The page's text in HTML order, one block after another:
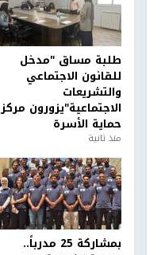
طلبة مساق "مدخل
للقانون الاجتماعي
والتشريعات
الاجتماعية"يزورون مركز
حماية الأسرة
منذ ثانية
بمشاركة 25 مدرباً..